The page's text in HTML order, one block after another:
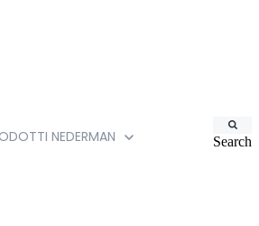
NEDERMAN Search